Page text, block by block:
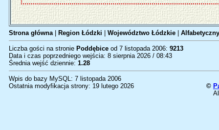
Strona główna| Region Łódzki Województwo Łódzkie
Liczba gości na stronie Poddębice od 7 listopada 2006: 9213
Data i czas poprzedniego wejścia: 8 sierpnia 2026 / 08:43
Średnia wejść dziennie: 1.28
Wpis do bazy MySQL: 7 listopada 2006
Ostatnia modyfikacja strony: 19 lutego 2026
©